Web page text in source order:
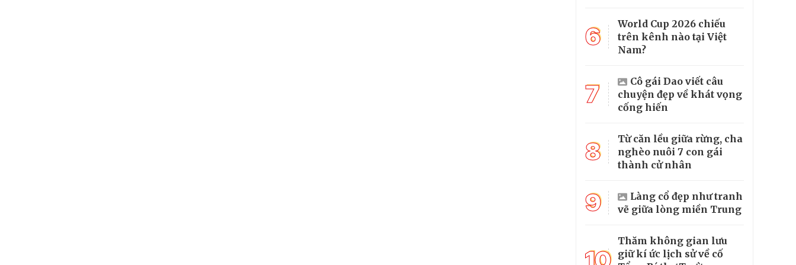
6
World Cup 2026 chiếu
trên kênh nào tại Việt
Nam?
7
Cô gái Dao viết câu
chuyện đẹp về khát vọng
cống hiến
8
Từ căn lều giữa rừng, cha
nghèo nuôi 7 con gái
thành cử nhân
9
Làng cổ đẹp như tranh
vẽ giữa lòng miền Trung
Thăm không gian lưu
giữ kí ức lịch sử về cố